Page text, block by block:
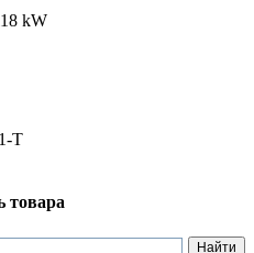
kW
T
товара